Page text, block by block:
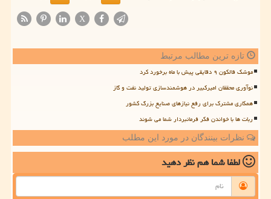
X
تازه ترین مطالب مرتبط
موشک فالکون ۹ دقایقی پیش با ماه برخورد کرد
نوآوری محققان امیرکبیر در هوشمندسازی تولید نفت و گاز
همکاری مشترک برای رفع نیازهای صنایع بزرگ کشور
ربات ها با خواندن فکر فرمانبردار شما می شوند
نظرات بینندگان در مورد این مطلب
لطفا شما همنظر دهید